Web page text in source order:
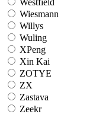
Wiesmann
Willys
Wuling
XPeng
Xin Kai
ZOTYE
ZX
Zastava
Zeekr